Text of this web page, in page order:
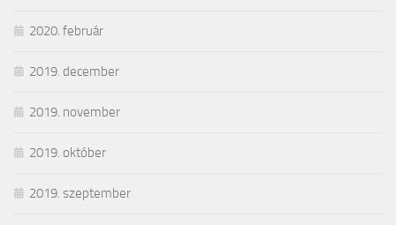
2020. február
2019. december
2019. november
2019. október
2019. szeptember